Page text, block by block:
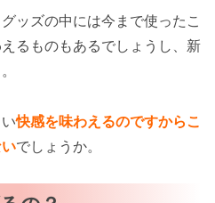
ッズの中には今まで使ったこ
るものもあるでしょうし、新
快感を味わえるのですからこ
でしょうか。